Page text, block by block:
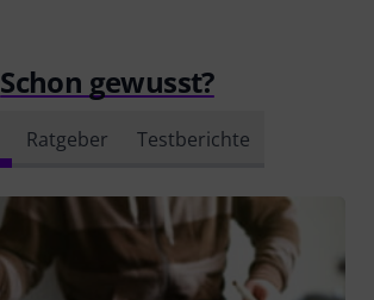
Schon gewusst?
Ratgeber Testberichte